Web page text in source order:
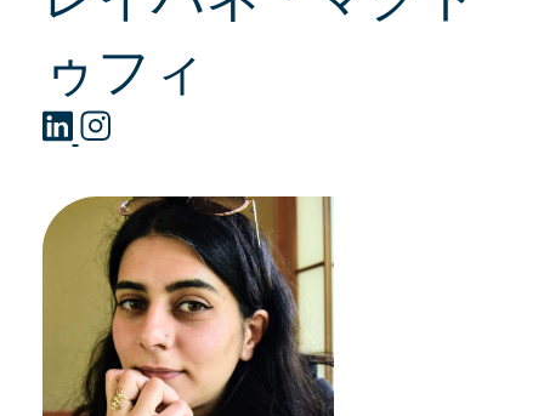
ゥフィ